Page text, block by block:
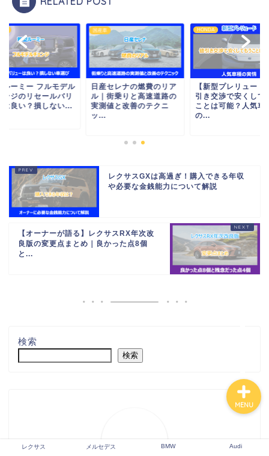
ルーミー フルモデル
ンジのリセールバリ
は良い？損しない...
国産車
日産セレナの燃費のリア
ル｜街乗りと高速道路の
実測値と改善のテクニ
ッ...
HONDA
【新型プレリュード
引き交渉で安くして
ことは可能？人気車
の...
レクサスGXは高過ぎ！購入できる年収
や必要な金銭能力について解説
【オーナーが語る】レクサスRX年次改
良版の変更点まとめ｜良かった点8個
と...
検索
検索
レクサス メルセデス BMW Audi
MENU
レクサス
メルセデス